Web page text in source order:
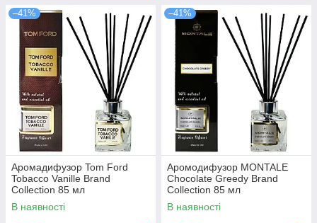
–41%
Аромадифузор Tom Ford
Tobacco Vanille Brand
Collection 85 мл
В наявності
–41%
Аромодифузор MONTALE
Chocolate Greedy Brand
Collection 85 мл
В наявності